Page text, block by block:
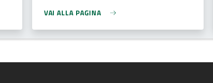
VAI ALLA PAGINA